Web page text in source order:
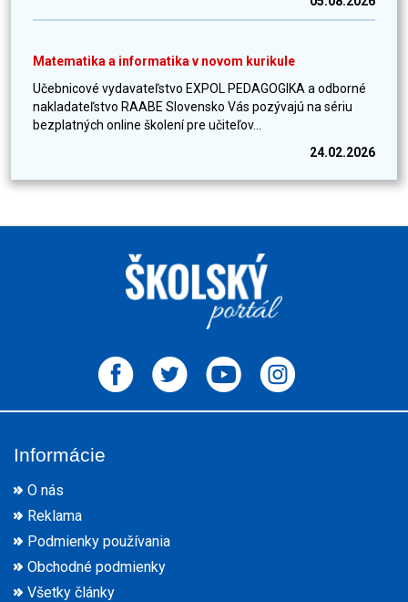
Matematika a informatika v novom kurikule
Učebnicové vydavateľstvo EXPOL PEDAGOGIKA a odborné
nakladateľstvo RAABE Slovensko Vás pozývajú na sériu
bezplatných online školení pre učiteľov...
24.02.2026
Informácie
O nás
Reklama
Podmienky používania
Obchodné podmienky
Všetky články